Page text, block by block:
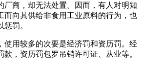
厂商，却无法处置。因而，有人对明知
而向其供给非食用工业原料的行为，也
罚。
用较多的次要是经济罚和资历罚。经
，资历罚包罗吊销许可证、从业等。